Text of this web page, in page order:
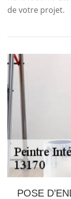
de votre projet.
POSE